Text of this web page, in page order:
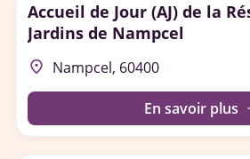
Accueil de Jour (AJ) de la
Jardins de Nampcel
place Nampcel, 60400
En savoir plus